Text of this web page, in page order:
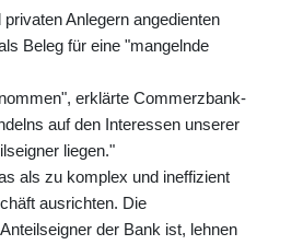
Anlegern angedienten
Beleg für eine "mangelnde
erklärte Commerzbank-
auf den Interessen unserer
liegen."
als zu komplex und ineffizient
ausrichten. Die
der Bank ist, lehnen